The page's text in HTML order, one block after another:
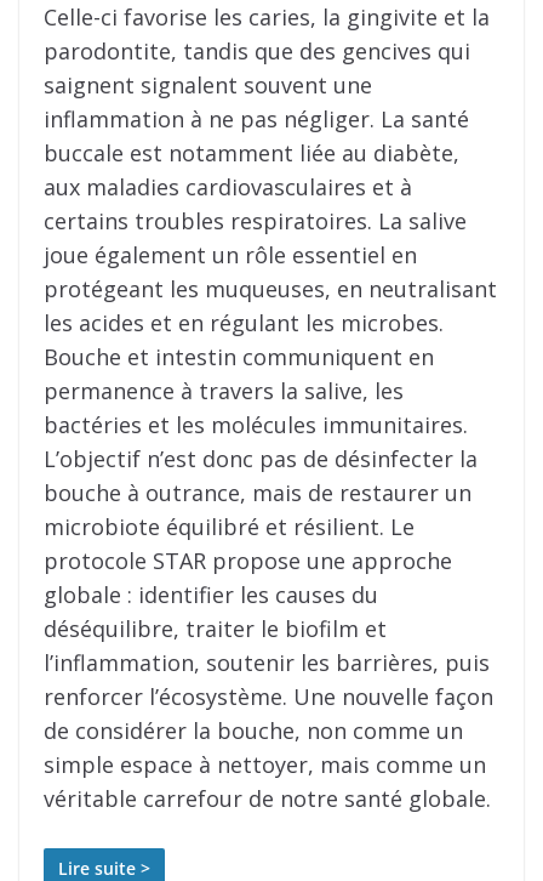
Celle-ci favorise les caries, la gingivite et la
parodontite, tandis que des gencives qui
saignent signalent souvent une
inflammation à ne pas négliger. La santé
buccale est notamment liée au diabète,
aux maladies cardiovasculaires et à
certains troubles respiratoires. La salive
joue également un rôle essentiel en
protégeant les muqueuses, en neutralisant
les acides et en régulant les microbes.
Bouche et intestin communiquent en
permanence à travers la salive, les
bactéries et les molécules immunitaires.
L’objectif n’est donc pas de désinfecter la
bouche à outrance, mais de restaurer un
microbiote équilibré et résilient. Le
protocole STAR propose une approche
globale : identifier les causes du
déséquilibre, traiter le biofilm et
l’inflammation, soutenir les barrières, puis
renforcer l’écosystème. Une nouvelle façon
de considérer la bouche, non comme un
simple espace à nettoyer, mais comme un
véritable carrefour de notre santé globale.
Lire suite >